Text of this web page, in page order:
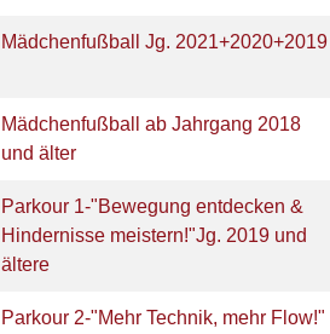
Mädchenfußball Jg. 2021+2020+2019
Mädchenfußball ab Jahrgang 2018
und älter
Parkour 1-"Bewegung entdecken &
Hindernisse meistern!"Jg. 2019 und
ältere
Parkour 2-"Mehr Technik, mehr Flow!"